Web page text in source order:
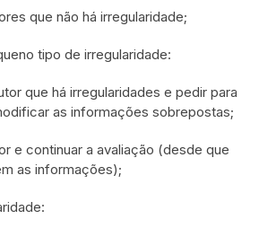
que não há irregularidade;
tipo de irregularidade:
que há irregularidades e pedir para
as informações sobrepostas;
e continuar a avaliação (desde que
as informações);